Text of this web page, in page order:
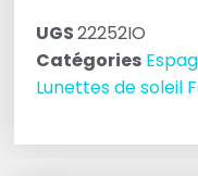
UGS22252IO
Catégories
Lunettes de soleil